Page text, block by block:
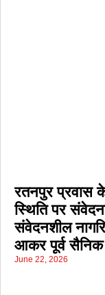
रतनपुर प्रवास के
स्थिति पर
संवेदनशील
आकर पूर्व सैनिक
June 22, 2026